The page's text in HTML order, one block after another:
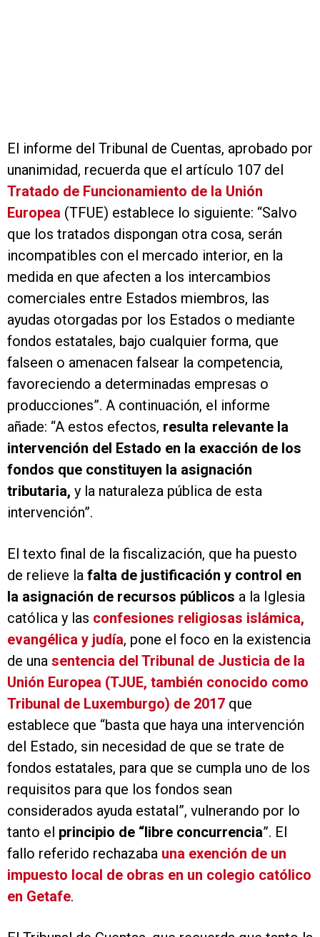
El informe del Tribunal de Cuentas, aprobado por
unanimidad, recuerda que el artículo 107 del
Tratado de Funcionamiento de la Unión
Europea (TFUE) establece lo siguiente: “Salvo
que los tratados dispongan otra cosa, serán
incompatibles con el mercado interior, en la
medida en que afecten a los intercambios
comerciales entre Estados miembros, las
ayudas otorgadas por los Estados o mediante
fondos estatales, bajo cualquier forma, que
falseen o amenacen falsear la competencia,
favoreciendo a determinadas empresas o
producciones”. A continuación, el informe
añade: “A estos efectos, resulta relevante la
intervención del Estado en la exacción de los
fondos que constituyen la asignación
tributaria, y la naturaleza pública de esta
intervención”.
El texto final de la fiscalización, que ha puesto
de relieve la falta de justificación y control en
la asignación de recursos públicos a la Iglesia
católica y las confesiones religiosas islámica,
evangélica y judía, pone el foco en la existencia
de una sentencia del Tribunal de Justicia de la
Unión Europea (TJUE, también conocido como
Tribunal de Luxemburgo) de 2017 que
establece que “basta que haya una intervención
del Estado, sin necesidad de que se trate de
fondos estatales, para que se cumpla uno de los
requisitos para que los fondos sean
considerados ayuda estatal”, vulnerando por lo
tanto el principio de “libre concurrencia”. El
fallo referido rechazaba una exención de un
impuesto local de obras en un colegio católico
en Getafe.